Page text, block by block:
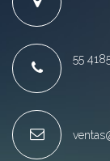
55